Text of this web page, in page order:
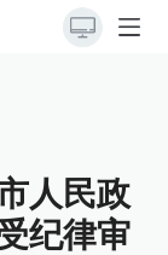
人民政
纪律审